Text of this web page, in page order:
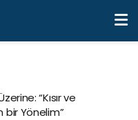
“Kısır ve
bir Yönelim”